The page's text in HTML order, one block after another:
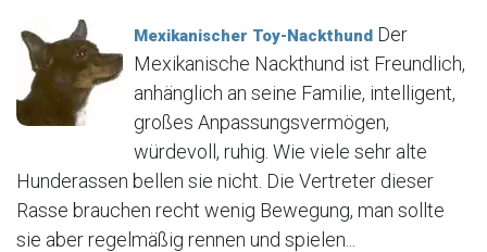
Mexikanischer Toy-Nackthund Der
Mexikanische Nackthund ist Freundlich,
anhänglich an seine Familie, intelligent,
großes Anpassungsvermögen,
würdevoll, ruhig. Wie viele sehr alte
Hunderassen bellen sie nicht. Die Vertreter dieser
Rasse brauchen recht wenig Bewegung, man sollte
sie aber regelmäßig rennen und spielen...